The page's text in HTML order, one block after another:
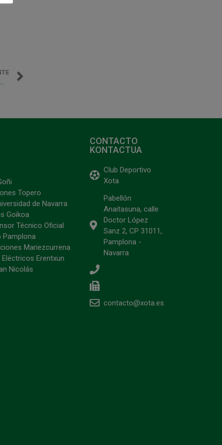
Topero
de Navarra
Goikoa
Técnico Oficial
Pamplona
Mariezcurrena
Erentxun
Nicolás
CONTACTO
KONTACTUA
Club Deportivo
Xota
Pabellón
Anaitasuna, calle
Doctor López
Sanz 2, CP 31011,
Pamplona -
Navarra
contacto@xota.es